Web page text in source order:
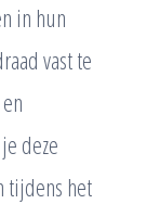
in hun
vast te
deze
tijdens het